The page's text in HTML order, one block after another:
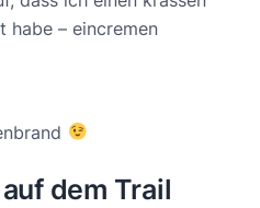
habe – eincremen
dem Trail